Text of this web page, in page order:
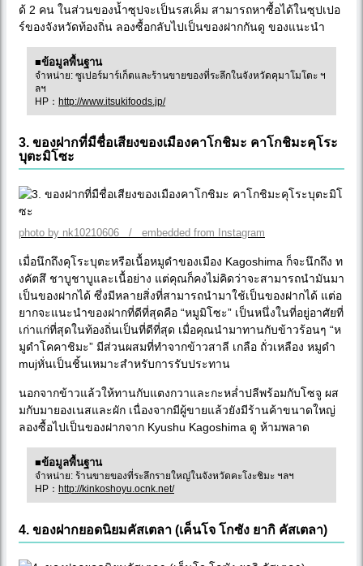
ด้ 2 คน ในส่วนของน้ำซุปจะเป็นรสเค็ม สามารถหาซื้อได้ในซุปเปอ
ร์ของจังหวัดท้องถิ่น ลองซื้อกลับไปเป็นของฝากกันดู ของแนะนำ
■ข้อมูลพื้นฐาน
จำหน่าย: ซูเปอร์มาร์เก็ตและร้านขายของที่ระลึกในจังหวัดคุมาโมโตะ ฯ
ลฯ
HP： http://www.itsukifoods.jp/
3. ของฝากที่มืชื่อเสียงของเมืองคาโกชิมะ คาโกชิมะคุโระ
บุตะมิโซะ
photo by nk10210606 / embedded from Instagram
เมื่อนึกถึงคุโระบุตะหรือเนื้อหมูดำของเมือง Kagoshima ก็จะนึกถึง ท
งคัตสึ ชาบูชาบูและเนื้อย่าง แต่คุณก็คงไม่คิดว่าจะสามารถนำมันมา
เป็นของฝากได้ ซึ่งมีหลายสิ่งที่สามารถนำมาใช้เป็นของฝากได้ แต่อ
ยากจะแนะนำของฝากที่ดีที่สุดคือ “หมูมิโซะ” เป็นหนึ่งในที่อยู่อาศัยที่
เก่าแก่ที่สุดในท้องถิ่นเป็นที่ดีที่สุด เมื่อคุณนำมาทานกับข้าวร้อนๆ “ห
มูดำโคคาชิมะ” มีส่วนผสมที่ทำจากข้าวสาลี เกลือ ถั่วเหลือง หมูดำ
mujหั่นเป็นชิ้นเหมาะสำหรับการรับประทาน
นอกจากข้าวแล้วให้ทานกับแตงกวาและกะหล่ำปลีพร้อมกับโซจู ผส
มกับมายองเนสและผัก เนื่องจากมีผู้ขายแล้วยังมีร้านค้าขนาดใหญ่
ลองซื้อไปเป็นของฝากจาก Kyushu Kagoshima ดู ห้ามพลาด
■ข้อมูลพื้นฐาน
จำหน่าย: ร้านขายของที่ระลึกรายใหญ่ในจังหวัดคะโงะชิมะ ฯลฯ
HP： http://kinkoshoyu.ocnk.net/
4. ของฝากยอดนิยมคัสเตลา (เค็นโจ โกซัง ยากิ คัสเตลา)